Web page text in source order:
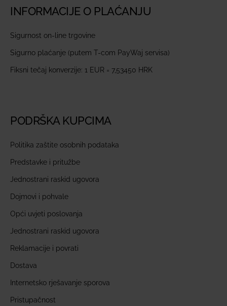
INFORMACIJE O PLAĆANJU
Sigurnost on-line trgovine
Sigurno plaćanje (putem T-com PayWaj servisa)
Fiksni tečaj konverzije: 1 EUR = 7,53450 HRK
PODRŠKA KUPCIMA
Politika zaštite osobnih podataka
Predstavke i pritužbe
Jednostrani raskid ugovora
Dojmovi i pohvale
Opći uvjeti poslovanja
Jednostrani raskid ugovora
Reklamacije i povrati
Dostava
Internetsko rješavanje sporova
Pristupačnost